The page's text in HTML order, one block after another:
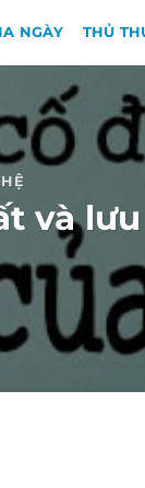
NGÀY THỦ
và